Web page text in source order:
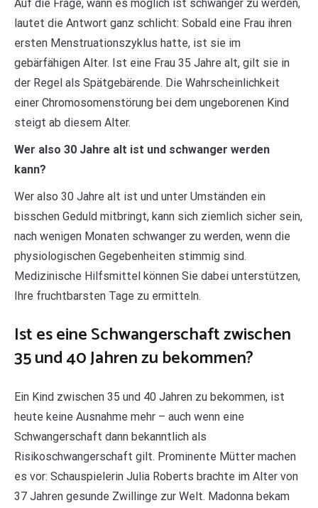
Auf die Frage, wann es möglich ist schwanger zu werden,
lautet die Antwort ganz schlicht: Sobald eine Frau ihren
ersten Menstruationszyklus hatte, ist sie im
gebärfähigen Alter. Ist eine Frau 35 Jahre alt, gilt sie in
der Regel als Spätgebärende. Die Wahrscheinlichkeit
einer Chromosomenstörung bei dem ungeborenen Kind
steigt ab diesem Alter.
Wer also 30 Jahre alt ist und schwanger werden
kann?
Wer also 30 Jahre alt ist und unter Umständen ein
bisschen Geduld mitbringt, kann sich ziemlich sicher sein,
nach wenigen Monaten schwanger zu werden, wenn die
physiologischen Gegebenheiten stimmig sind.
Medizinische Hilfsmittel können Sie dabei unterstützen,
Ihre fruchtbarsten Tage zu ermitteln.
Ist es eine Schwangerschaft zwischen
35 und 40 Jahren zu bekommen?
Ein Kind zwischen 35 und 40 Jahren zu bekommen, ist
heute keine Ausnahme mehr – auch wenn eine
Schwangerschaft dann bekanntlich als
Risikoschwangerschaft gilt. Prominente Mütter machen
es vor: Schauspielerin Julia Roberts brachte im Alter von
37 Jahren gesunde Zwillinge zur Welt. Madonna bekam